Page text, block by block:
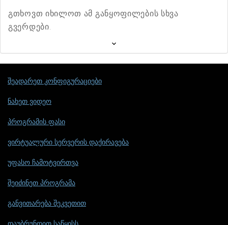
გთხოვთ იხილოთ ამ განყოფილების სხვა
გვერდები.
შეადარეთ კონფიგურაციები
ნახეთ ვიდეო
პროგრამის ფასი
ვირტუალური სერვერის დაქირავება
უფასო ჩამოტვირთვა
შეიძინეთ პროგრამა
განვითარება შეკვეთით